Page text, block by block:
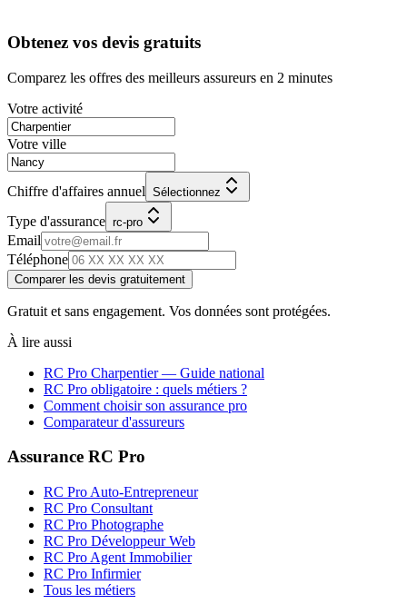
Obtenez vos devis gratuits
Comparez les offres des meilleurs assureurs en 2 minutes
Votre activité
Votre ville
Chiffre d'affaires annuel Sélectionnez
Type d'assurance rc-pro
Email
Téléphone
Comparer les devis gratuitement
Gratuit et sans engagement. Vos données sont protégées.
À lire aussi
RC Pro Charpentier— Guide national
RC Pro obligatoire : quels métiers ?
Comment choisir son assurance pro
Comparateur d'assureurs
Assurance RC Pro
RC Pro Auto-Entrepreneur
RC Pro Consultant
RC Pro Photographe
RC Pro Développeur Web
RC Pro Agent Immobilier
RC Pro Infirmier
Tous les métiers